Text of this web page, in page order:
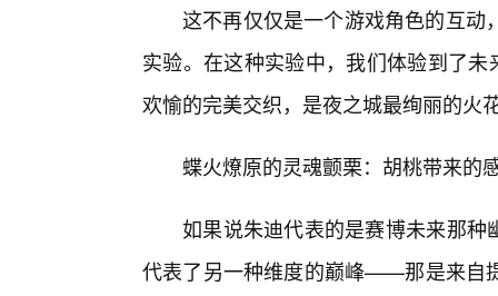
这不再仅仅是一个游戏角色的互动
实验。在这种实验中，我们体验到了
欢愉的完美交织，是夜之城最绚丽的火
蝶火燎原的灵魂颤栗：胡桃带来的
如果说朱迪代表的是赛博未来那种
代表了另一种维度的巅峰——那是来自